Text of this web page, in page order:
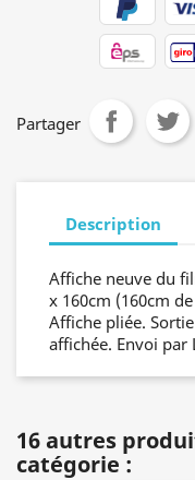
Partager
Description
Affiche neuve du
x 160cm (160cm
Affiche pliée.
affichée. Envoi par
16 autres
catégorie :